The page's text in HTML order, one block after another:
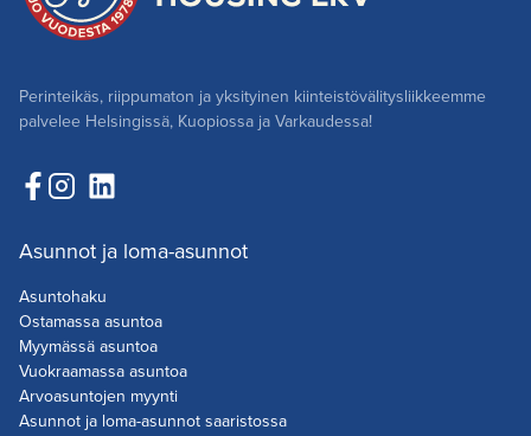
Perinteikäs, riippumaton ja yksityinen kiinteistövälitysliikkeemme
palvelee Helsingissä, Kuopiossa ja Varkaudessa!
Asunnot ja loma-asunnot
Asuntohaku
Ostamassa asuntoa
Myymässä asuntoa
Vuokraamassa asuntoa
Arvoasuntojen myynti
Asunnot ja loma-asunnot saaristossa